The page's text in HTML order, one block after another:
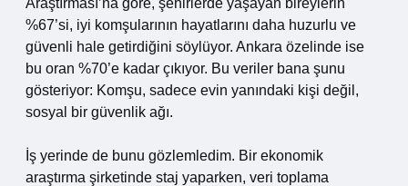
Araştırması’na göre, şehirlerde yaşayan bireylerin
%67’si, iyi komşularının hayatlarını daha huzurlu ve
güvenli hale getirdiğini söylüyor. Ankara özelinde ise
bu oran %70’e kadar çıkıyor. Bu veriler bana şunu
gösteriyor: Komşu, sadece evin yanındaki kişi değil,
sosyal bir güvenlik ağı.
İş yerinde de bunu gözlemledim. Bir ekonomik
araştırma şirketinde staj yaparken, veri toplama